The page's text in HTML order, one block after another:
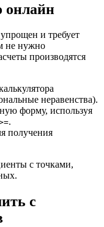
онлайн
и требует
не нужно
производятся
неравенства).
форму, используя
.
получения
с точками,
с